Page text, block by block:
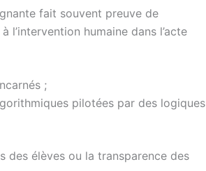
fait souvent preuve de
humaine dans l’acte
;
pilotées par des logiques
des élèves ou la transparence des